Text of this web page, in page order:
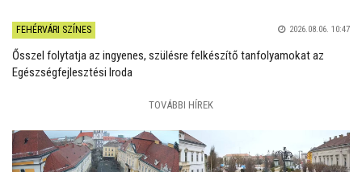
FEHÉRVÁRI SZÍNES 2026.08.06. 10:47
Ősszel folytatja az ingyenes, szülésre felkészítő tanfolyamokat az
Egészségfejlesztési Iroda
TOVÁBBI HÍREK